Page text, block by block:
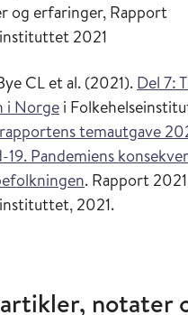
og erfaringer, Rapport
2021
CL et al. (2021). Del 7:
i Norge i
temautgave
Pandemiens
. Rapport
2021.
, notater